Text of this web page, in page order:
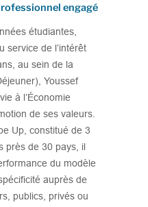
engagé
étudiantes,
service de l’intérêt
au sein de la
Youssef
à l’Économie
de ses valeurs.
Up, constitué de 3
près de 30 pays, il
du modèle
auprès de
publics, privés ou